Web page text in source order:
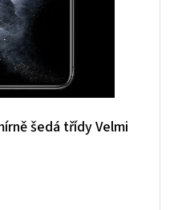
šedá třídy Velmi